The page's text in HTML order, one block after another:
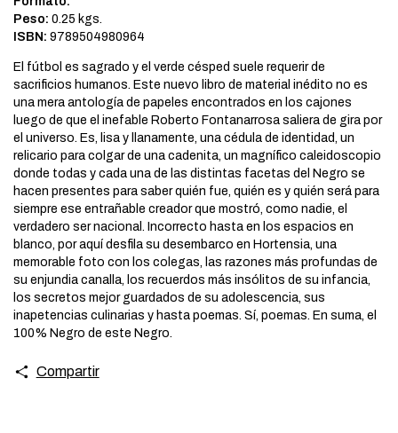
Peso: 0.25 kgs.
ISBN: 9789504980964
El fútbol es sagrado y el verde césped suele requerir de
sacrificios humanos. Este nuevo libro de material inédito no es
una mera antología de papeles encontrados en los cajones
luego de que el inefable Roberto Fontanarrosa saliera de gira por
el universo. Es, lisa y llanamente, una cédula de identidad, un
relicario para colgar de una cadenita, un magnífico caleidoscopio
donde todas y cada una de las distintas facetas del Negro se
hacen presentes para saber quién fue, quién es y quién será para
siempre ese entrañable creador que mostró, como nadie, el
verdadero ser nacional. Incorrecto hasta en los espacios en
blanco, por aquí desfila su desembarco en Hortensia, una
memorable foto con los colegas, las razones más profundas de
su enjundia canalla, los recuerdos más insólitos de su infancia,
los secretos mejor guardados de su adolescencia, sus
inapetencias culinarias y hasta poemas. Sí, poemas. En suma, el
100% Negro de este Negro.
Compartir